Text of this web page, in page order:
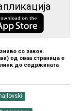
со закон.
од оваа страница е
до содржината